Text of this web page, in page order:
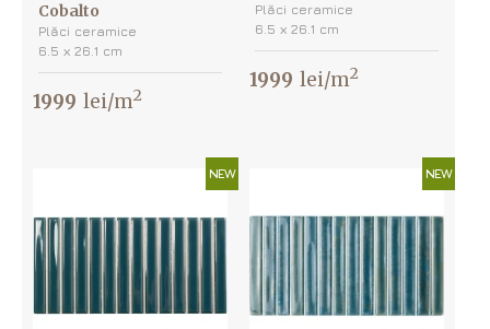
Cobalto
Plăci ceramice
6.5 х 26.1 cm
1999 lei/m2
Plăci ceramice
6.5 х 26.1 cm
1999 lei/m2
NEW NEW